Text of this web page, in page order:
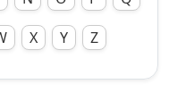
X Y Z